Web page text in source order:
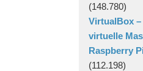
(148.780)
VirtualBox
virtuelle
Raspberry
(112.198)